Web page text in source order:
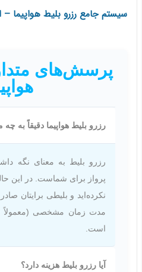
سیستم جامع رزرو بلیط هواپیما –
پرسش‌های
رزرو بلیط هواپیما دقیقاً به
رزرو بلیط به معنای نگه
پرواز برای شماست. در این
نکرده‌اید و بلیطی برایتان
است.
آیا رزرو بلیط هزینه دارد؟